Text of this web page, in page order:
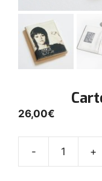
26,00€
- +